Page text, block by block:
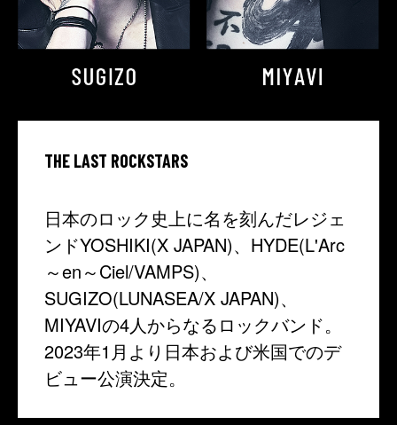
THE LAST ROCKSTARS
日本のロック史上に名を刻んだレジェ
ンドYOSHIKI(X JAPAN)、HYDE(L'Arc
～en～Ciel/VAMPS)、
SUGIZO(LUNASEA/X JAPAN)、
MIYAVIの4人からなるロックバンド。
2023年1月より日本および米国でのデ
ビュー公演決定。